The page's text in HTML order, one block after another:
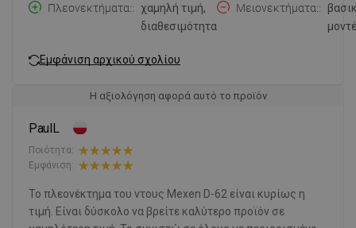
Πλεονεκτήματα:
χαμηλή τιμή,
διαθεσιμότητα
Μειονεκτήματα:
Εμφάνιση αρχικού σχολίου
Η αξιολόγηση αφορά αυτό το προϊόν
PaulL
Ποιότητα:
Εμφάνιση:
Το πλεονέκτημα του ντους Mexen D-62 είναι κυρίως η
τιμή. Είναι δύσκολο να βρείτε καλύτερο προϊόν σε